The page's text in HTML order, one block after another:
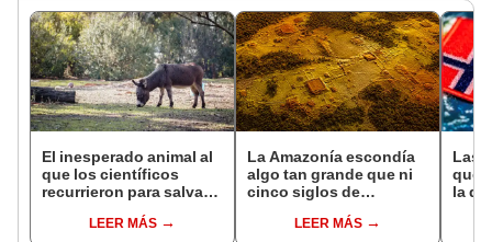
El inesperado animal al
que los científicos
recurrieron para salvar
reintroducción de un
LEER MÁS
La Amazonía escondía
algo tan grande que ni
cinco siglos de
encontrarlo: el hallazgo
LEER MÁS
Las
que
la de